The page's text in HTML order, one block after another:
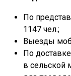
По
1147 чел.;
Выезды
По
в сельской